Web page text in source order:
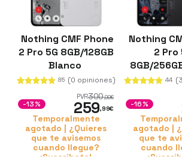
Nothing CMF Phone
2 Pro 5G 8GB/128GB
Blanco
85 (0 opiniones)
PVR300,00€
259,99€
-13%
Temporalmente
agotado | ¿Quieres
que te avisemos
cuando llegue?
¡Suscríbete!
Nothing
2 Pro
8GB/
44
-16%
agotado |
que te
cuando